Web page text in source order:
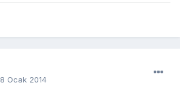
8 Ocak 2014